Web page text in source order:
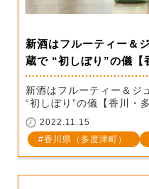
新酒はフルーティー＆
蔵で “初しぼり”の儀【
新酒はフルーティー＆
“初しぼり”の儀【香川・
2022.11.15
香川県（多度津町）